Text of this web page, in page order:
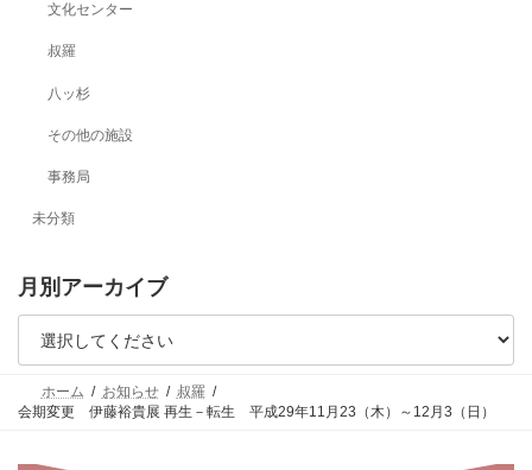
文化センター
叔羅
八ッ杉
その他の施設
事務局
未分類
月別アーカイブ
ホーム お知らせ
叔羅
会期変更 伊藤裕貴展 再生－転生 平成29年11月23（木）～12月3（日）